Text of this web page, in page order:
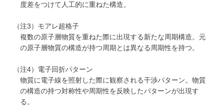
度差をつけて人工的に重ねた構造。
（注3）モアレ超格子
複数の原子層物質を重ねた際に出現する新たな周期構造。元
の原子層物質の構造が持つ周期とは異なる周期性を持つ。
（注4）電子回折パターン
物質に電子線を照射した際に観察される干渉パターン。物質
の構造の持つ対称性や周期性を反映したパターンが出現す
る。